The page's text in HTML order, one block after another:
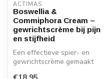
ACTIMAS
Boswellia &
Commiphora Cream –
gewrichtscrème bij pijn
en stijfheid
Een effectieve spier- en
gewrichtscrème gemaakt